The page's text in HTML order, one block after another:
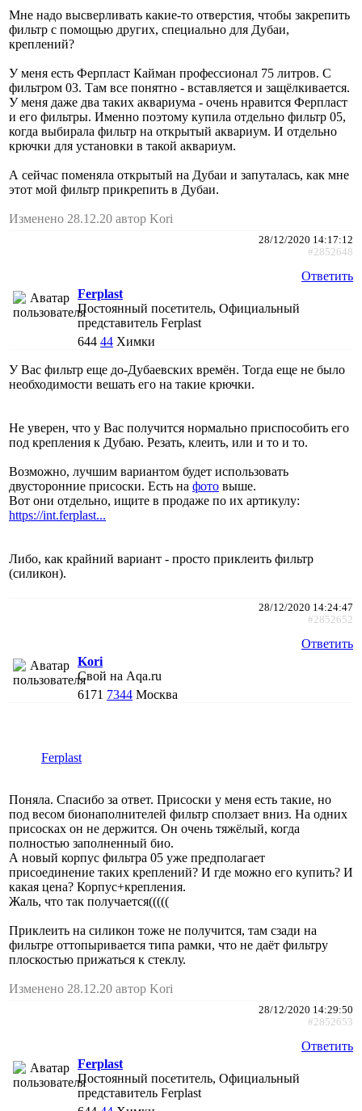
Мне надо высверливать какие-то отверстия, чтобы закрепить
фильтр с помощью других, специально для Дубаи,
креплений?
У меня есть Ферпласт Кайман профессионал 75 литров. С
фильтром 03. Там все понятно - вставляется и защёлкивается.
У меня даже два таких аквариума - очень нравится Ферпласт
и его фильтры. Именно поэтому купила отдельно фильтр 05,
когда выбирала фильтр на открытый аквариум. И отдельно
крючки для установки в такой аквариум.
А сейчас поменяла открытый на Дубаи и запуталась, как мне
этот мой фильтр прикрепить в Дубаи.
Изменено 28.12.20 автор Kori
28/12/2020 14:17:12
#2852648
Ответить
Ferplast
Постоянный посетитель, Официальный
представитель Ferplast
644 44 Химки
У Вас фильтр еще до-Дубаевских времён. Тогда еще не было
необходимости вешать его на такие крючки.
Не уверен, что у Вас получится нормально приспособить его
под крепления к Дубаю. Резать, клеить, или и то и то.
Возможно, лучшим вариантом будет использовать
двусторонние присоски. Есть на фото выше.
Вот они отдельно, ищите в продаже по их артикулу:
https://int.ferplast...
Либо, как крайний вариант - просто приклеить фильтр
(силикон).
28/12/2020 14:24:47
#2852652
Ответить
Kori
Свой на Aqa.ru
6171 7344 Москва
Ferplast
Поняла. Спасибо за ответ. Присоски у меня есть такие, но
под весом бионаполнителей фильтр сползает вниз. На одних
присосках он не держится. Он очень тяжёлый, когда
полностью заполненный био.
А новый корпус фильтра 05 уже предполагает
присоединение таких креплений? И где можно его купить? И
какая цена? Корпус+крепления.
Жаль, что так получается(((((
Приклеить на силикон тоже не получится, там сзади на
фильтре оттопыривается типа рамки, что не даёт фильтру
плоскостью прижаться к стеклу.
Изменено 28.12.20 автор Kori
28/12/2020 14:29:50
#2852653
Ответить
Ferplast
Постоянный посетитель, Официальный
представитель Ferplast